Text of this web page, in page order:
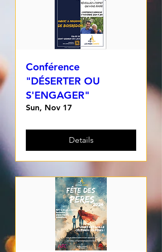
Conférence
"DÉSERTER OU
S'ENGAGER"
Sun, Nov 17
Details